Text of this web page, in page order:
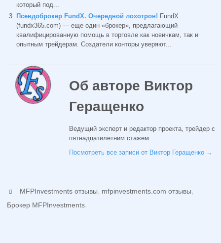
который под...
Псевдоброкер FundX. Очередной лохотрон! FundX
(fundx365.com) — еще один «брокер», предлагающий
квалифицированную помощь в торговле как новичкам, так и
опытным трейдерам. Создатели конторы уверяют...
Об авторе Виктор
Геращенко
Ведущий эксперт и редактор проекта, трейдер с
пятнадцатилетним стажем.
Посмотреть все записи от Виктор Геращенко →
MFPInvestments отзывы, mfpinvestments.com отзывы,
Брокер MFPInvestments.